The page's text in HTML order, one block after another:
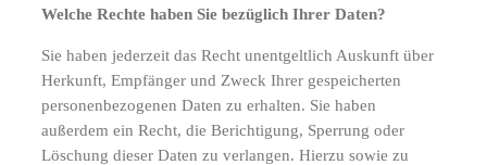
Welche Rechte haben Sie bezüglich Ihrer Daten?
Sie haben jederzeit das Recht unentgeltlich Auskunft über
Herkunft, Empfänger und Zweck Ihrer gespeicherten
personenbezogenen Daten zu erhalten. Sie haben
außerdem ein Recht, die Berichtigung, Sperrung oder
Löschung dieser Daten zu verlangen. Hierzu sowie zu